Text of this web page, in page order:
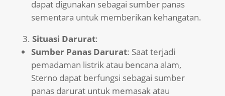
dapat digunakan sebagai sumber panas
sementara untuk memberikan kehangatan.
Situasi Darurat:
Sumber Panas Darurat: Saat terjadi
pemadaman listrik atau bencana alam,
Sterno dapat berfungsi sebagai sumber
panas darurat untuk memasak atau